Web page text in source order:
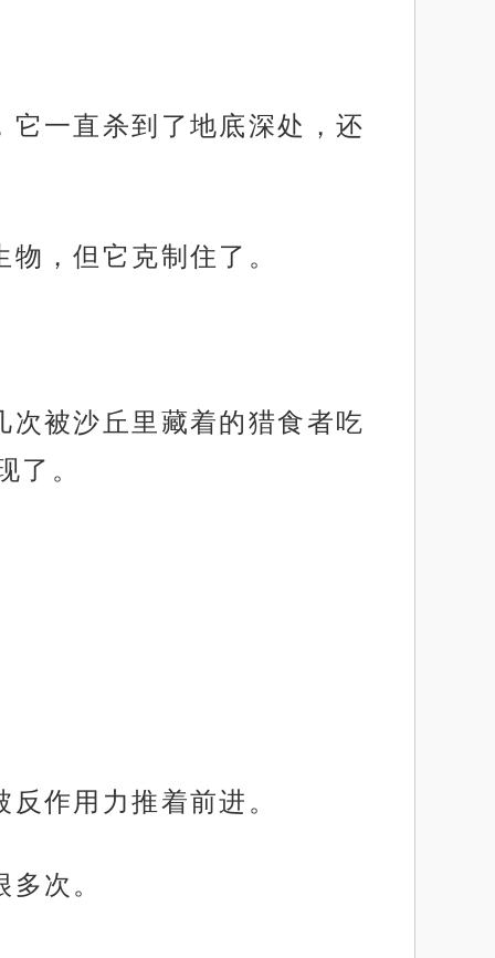
一直杀到了地底深处，还
，但它克制住了。
被沙丘里藏着的猎食者吃
了。
作用力推着前进。
次。